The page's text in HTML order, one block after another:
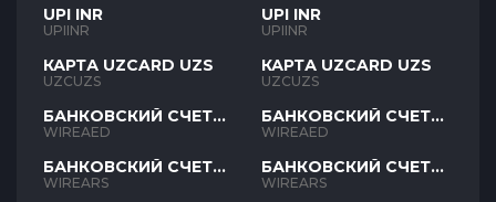
UPI INR
UPIINR
КАРТА UZCARD UZS
UZCUZS
БАНКОВСКИЙ СЧЕТ
AED
WIREAED
БАНКОВСКИЙ СЧЕТ
ARS
WIREARS
UPI INR
UPIINR
КАРТА UZCARD UZS
UZCUZS
БАНКОВСКИЙ СЧЕТ
AED
WIREAED
БАНКОВСКИЙ СЧЕТ
ARS
WIREARS